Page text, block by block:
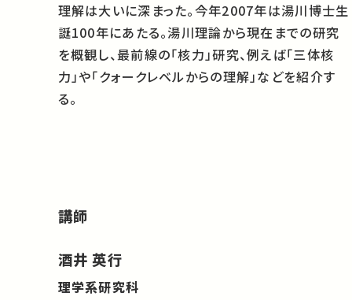
理解は大いに深まった。今年2007年は湯川博士生
誕100年にあたる。湯川理論から現在までの研究
を概観し、最前線の「核力」研究、例えば「三体核
力」や「クォークレベルからの理解」などを紹介す
る。
講師
酒井 英行
理学系研究科